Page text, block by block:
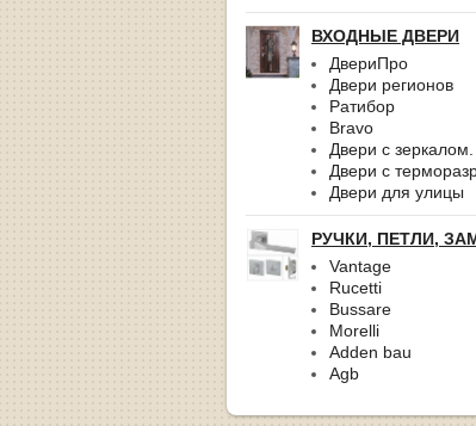
ВХОДНЫЕ ДВЕРИ
ДвериПро
Двери регионов
Ратибор
Bravo
Двери с зеркалом.
Двери с
Двери для улицы
РУЧКИ, ПЕТЛИ,
Vantage
Rucetti
Bussare
Morelli
Adden bau
Agb